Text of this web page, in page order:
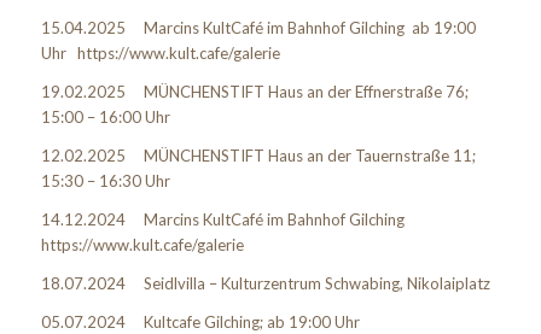
15.04.2025 Marcins KultCafé im Bahnhof Gilching ab 19:00
Uhr https://www.kult.cafe/galerie
19.02.2025 MÜNCHENSTIFT Haus an der Effnerstraße 76;
15:00 – 16:00 Uhr
12.02.2025 MÜNCHENSTIFT Haus an der Tauernstraße 11;
15:30 – 16:30 Uhr
14.12.2024 Marcins KultCafé im Bahnhof Gilching
https://www.kult.cafe/galerie
18.07.2024 Seidlvilla – Kulturzentrum Schwabing, Nikolaiplatz
05.07.2024 Kultcafe Gilching; ab 19:00 Uhr